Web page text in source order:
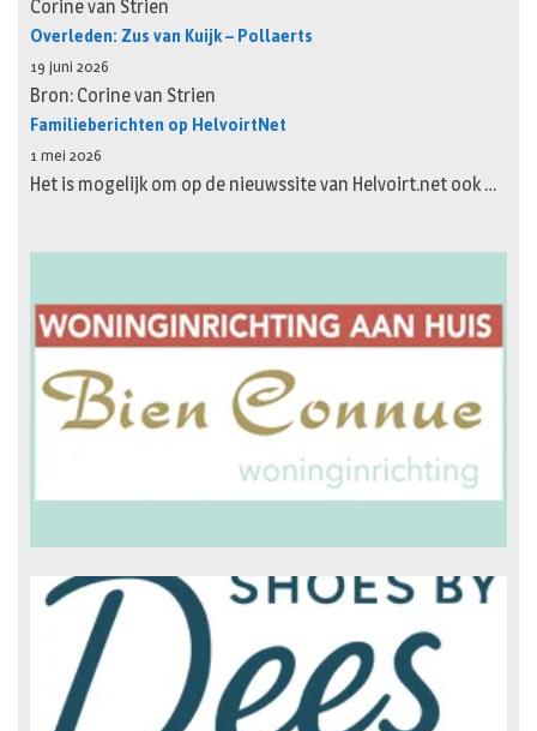
Corine van Strien
Overleden: Zus van Kuijk – Pollaerts
19 juni 2026
Bron: Corine van Strien
Familieberichten op HelvoirtNet
1 mei 2026
Het is mogelijk om op de nieuwssite van Helvoirt.net ook …